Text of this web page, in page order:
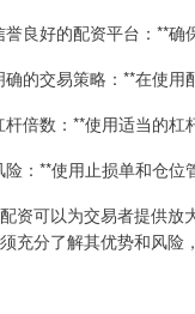
良好的配资平台：**确
确的交易策略：**在使用
倍数：**使用适当的杠
：**使用止损单和仓位
资可以为交易者提供放
充分了解其优势和风险